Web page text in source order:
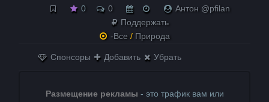
0 0
Антон @pfilan
Поддержать
-Все / Природа
Спонсоры Добавить Убрать
Размещение рекламы - это трафик вам или